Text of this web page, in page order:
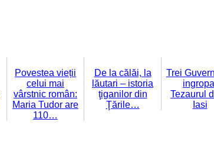
Povestea vieții
celui mai
vârstnic român:
Maria Tudor are
110…
De la călăi, la
lăutari – istoria
ţiganilor din
Ţările…
Trei
Tezaurul
Iasi